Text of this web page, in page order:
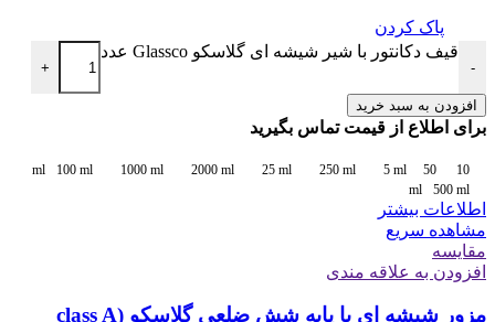
پاک کردن
-
قیف دکانتور با شیر شیشه ای گلاسکو Glassco عدد
+
افزودن به سبد خرید
برای اطلاع از قیمت تماس بگیرید
10 ml
100 ml 1000 ml 2000 ml 25 ml 250 ml 5 ml
50
ml
500 ml
اطلاعات بیشتر
مشاهده سریع
مقایسه
افزودن به علاقه مندی
مزور شیشه ای با پایه شش ضلعی گلاسکو class A)